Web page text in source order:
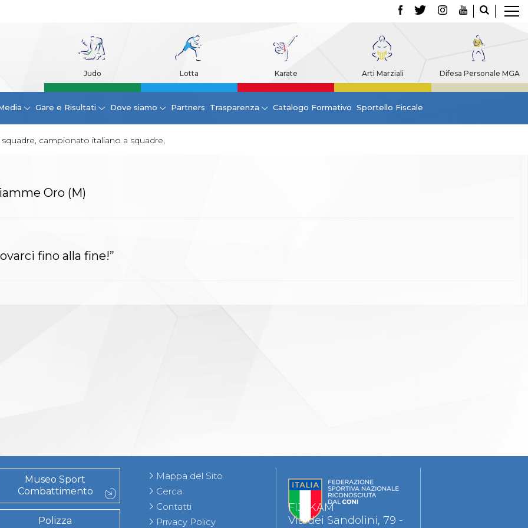
Judo Lotta Karate Arti Marziali Difesa Personale MGA
Gare e Risultati Dove siamo Partners Trasparenza Catalogo Formativo Sportello Fiscale
campionato italiano a squadre,
Oro (M)
fino alla fine!”
Museo Sport
Combattimento
Polizza
Mappa del Sito
Cerca
Contatti
Privacy Policy
FIJLKAM
Via dei Sandolini, 79 -